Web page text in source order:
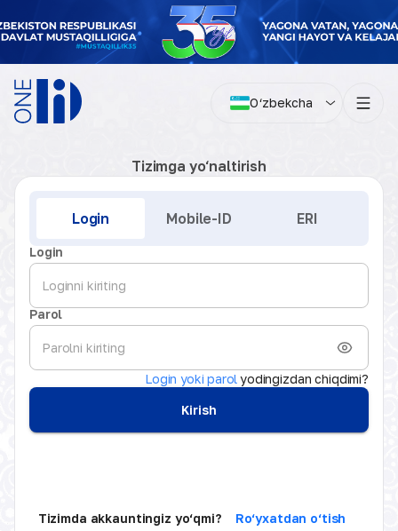
O‘zbekcha
Tizimga yo‘naltirish
Login Mobile-ID ERI
Login
Parol
Login yoki parolyodingizdan chiqdimi?
Kirish
Tizimda akkauntingiz yo‘qmi? Ro‘yxatdan o‘tish